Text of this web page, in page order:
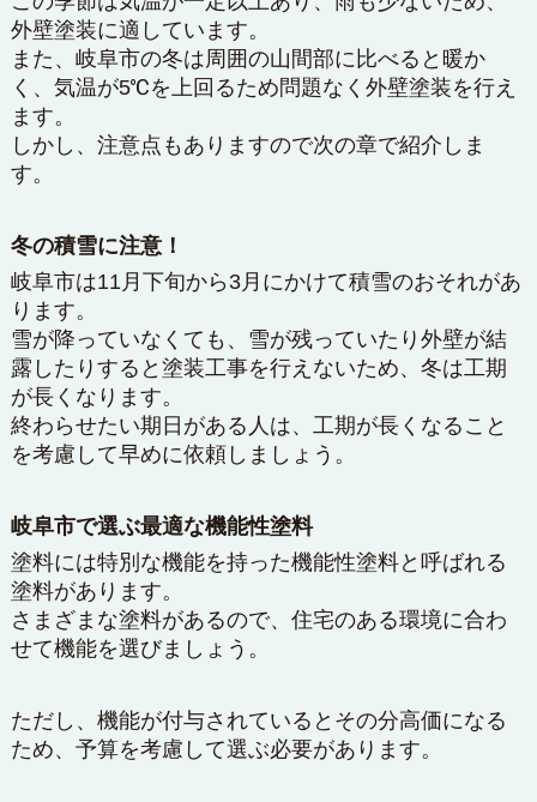
外壁塗装に適しています。
また、岐阜市の冬は周囲の山間部に比べると暖か
く、気温が5℃を上回るため問題なく外壁塗装を行え
ます。
しかし、注意点もありますので次の章で紹介しま
す。
冬の積雪に注意！
岐阜市は11月下旬から3月にかけて積雪のおそれがあ
ります。
雪が降っていなくても、雪が残っていたり外壁が結
露したりすると塗装工事を行えないため、冬は工期
が長くなります。
終わらせたい期日がある人は、工期が長くなること
を考慮して早めに依頼しましょう。
岐阜市で選ぶ最適な機能性塗料
塗料には特別な機能を持った機能性塗料と呼ばれる
塗料があります。
さまざまな塗料があるので、住宅のある環境に合わ
せて機能を選びましょう。
ただし、機能が付与されているとその分高価になる
ため、予算を考慮して選ぶ必要があります。